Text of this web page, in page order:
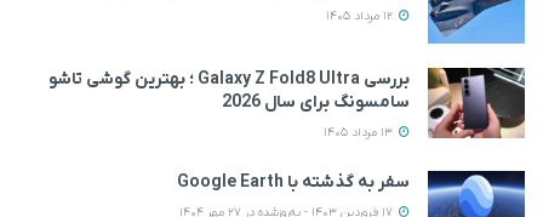
بررسی Galaxy Z Fold8 Ultra ؛ بهترین گوشی تاشو
سامسونگ برای سال 2026
سفر به گذشته با Google Earth